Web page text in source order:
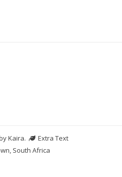
Kaira.
Extra Text
South Africa